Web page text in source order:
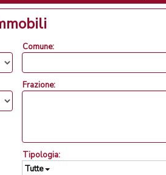
Comune:
Frazione:
Tipologia:
Tutte